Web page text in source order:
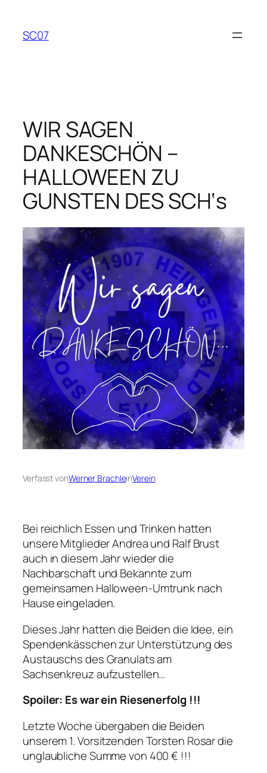
springen
SC07
WIR SAGEN
DANKESCHÖN –
HALLOWEEN ZU
GUNSTEN DES SCH‘s
Verfasst vonWerner BrachleinVerein
Bei reichlich Essen und Trinken hatten
unsere Mitglieder Andrea und Ralf Brust
auch in diesem Jahr wieder die
Nachbarschaft und Bekannte zum
gemeinsamen Halloween-Umtrunk nach
Hause eingeladen.
Dieses Jahr hatten die Beiden die Idee, ein
Spendenkässchen zur Unterstützung des
Austauschs des Granulats am
Sachsenkreuz aufzustellen…
Spoiler: Es war ein Riesenerfolg !!!
Letzte Woche übergaben die Beiden
unserem 1. Vorsitzenden Torsten Rosar die
unglaubliche Summe von 400 € !!!